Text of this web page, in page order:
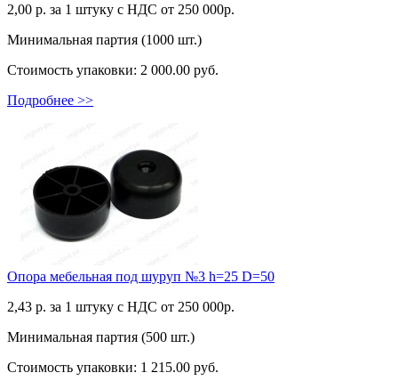
2,00 р. за 1 штуку c НДС от 250 000р.
Минимальная партия (1000 шт.)
Стоимость упаковки: 2 000.00 руб.
Подробнее >>
Опора мебельная под шуруп №3 h=25 D=50
2,43 р. за 1 штуку c НДС от 250 000р.
Минимальная партия (500 шт.)
Стоимость упаковки: 1 215.00 руб.